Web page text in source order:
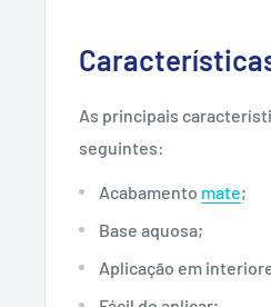
As principais
seguintes:
Acabamento mate;
Base aquosa;
Aplicação em